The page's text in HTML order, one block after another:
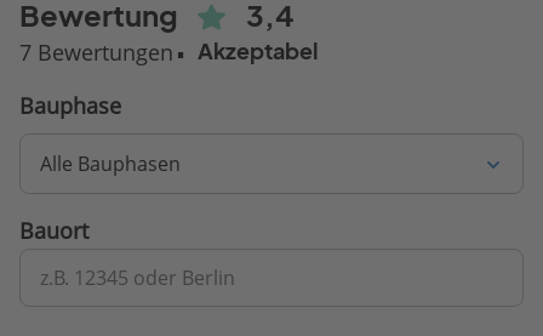
Bewertung 3,4
7 Bewertungen Akzeptabel
Bauphase
Alle Bauphasen
Bauort
z.B. 12345 oder Berlin